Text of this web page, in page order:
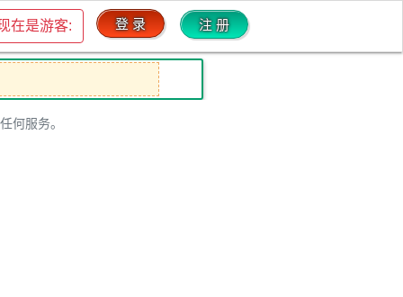
在是游客: 登 录 注 册
何服务。